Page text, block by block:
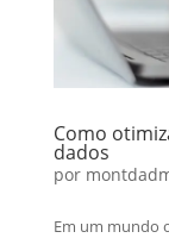
Como
dados
por
Em um mundo